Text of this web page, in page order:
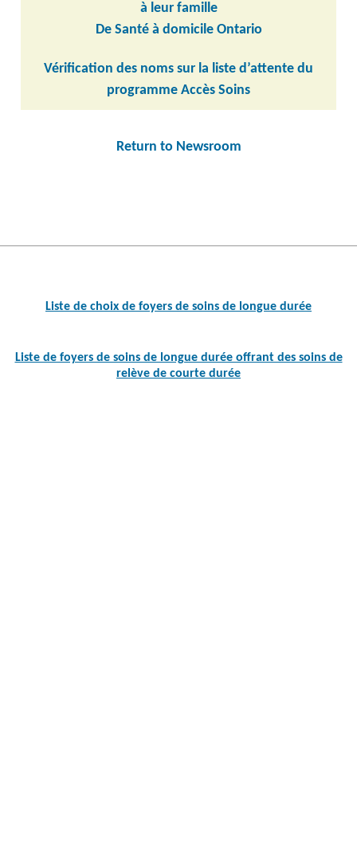
à leur famille
De Santé à domicile Ontario
Vérification des noms sur la liste d’attente du
programme Accès Soins
Return to Newsroom
Liste de choix de foyers de soins de longue durée
Liste de foyers de soins de longue durée offrant des soins de
relève de courte durée